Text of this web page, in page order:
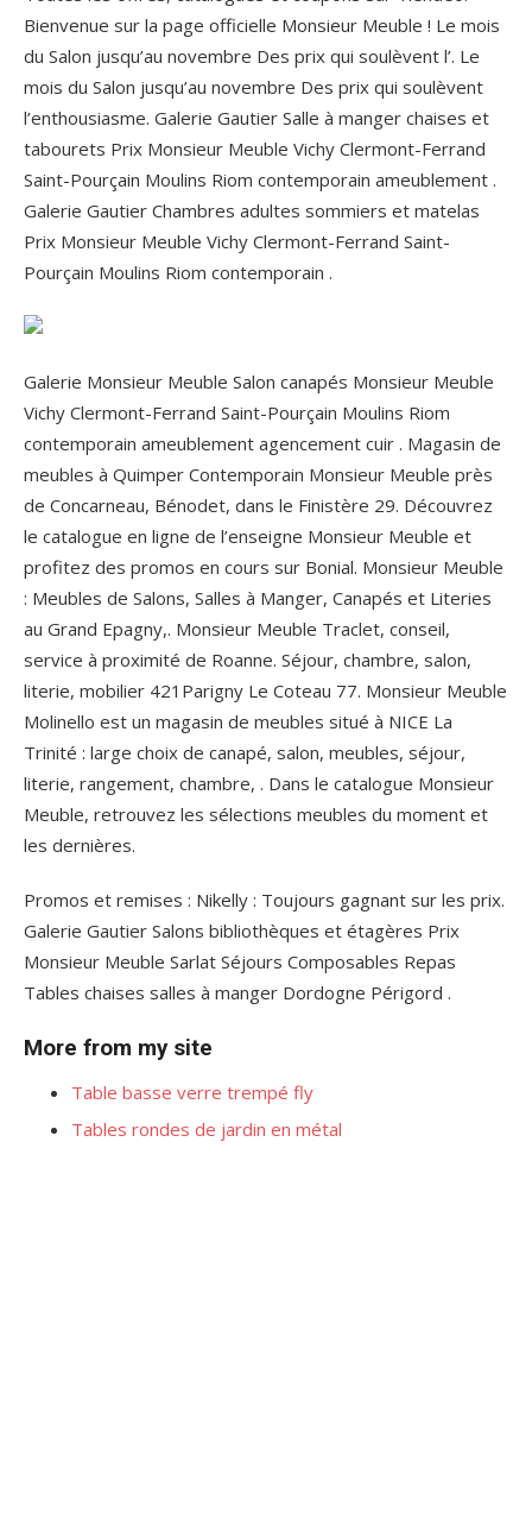
Bienvenue sur la page officielle Monsieur Meuble ! Le mois
du Salon jusqu’au novembre Des prix qui soulèvent l’. Le
mois du Salon jusqu’au novembre Des prix qui soulèvent
l’enthousiasme. Galerie Gautier Salle à manger chaises et
tabourets Prix Monsieur Meuble Vichy Clermont-Ferrand
Saint-Pourçain Moulins Riom contemporain ameublement .
Galerie Gautier Chambres adultes sommiers et matelas
Prix Monsieur Meuble Vichy Clermont-Ferrand Saint-
Pourçain Moulins Riom contemporain .
Galerie Monsieur Meuble Salon canapés Monsieur Meuble
Vichy Clermont-Ferrand Saint-Pourçain Moulins Riom
contemporain ameublement agencement cuir . Magasin de
meubles à Quimper Contemporain Monsieur Meuble près
de Concarneau, Bénodet, dans le Finistère 29. Découvrez
le catalogue en ligne de l’enseigne Monsieur Meuble et
profitez des promos en cours sur Bonial. Monsieur Meuble
: Meubles de Salons, Salles à Manger, Canapés et Literies
au Grand Epagny,. Monsieur Meuble Traclet, conseil,
service à proximité de Roanne. Séjour, chambre, salon,
literie, mobilier 421Parigny Le Coteau 77. Monsieur Meuble
Molinello est un magasin de meubles situé à NICE La
Trinité : large choix de canapé, salon, meubles, séjour,
literie, rangement, chambre, . Dans le catalogue Monsieur
Meuble, retrouvez les sélections meubles du moment et
les dernières.
Promos et remises : Nikelly : Toujours gagnant sur les prix.
Galerie Gautier Salons bibliothèques et étagères Prix
Monsieur Meuble Sarlat Séjours Composables Repas
Tables chaises salles à manger Dordogne Périgord .
More from my site
Table basse verre trempé fly
Tables rondes de jardin en métal